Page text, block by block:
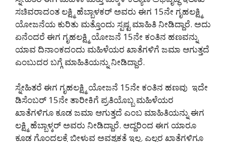
ಸಚಿವರಾದಂತ ಲಕ್ಷ್ಮಿ ಹೆಬ್ಬಾಳಕರ್ ಅವರು ಈಗ 15ನೇ ಗೃಹಲಕ್ಷ್ಮಿ
ಯೋಜನೆಯ ಕುರಿತು ಮತ್ತೊಂದು ಸ್ಪಷ್ಟ ಮಾಹಿತಿ ನೀಡಿದ್ದಾರೆ. ಅದು
ಏನೆಂದರೆ ಈಗ ಗೃಹಲಕ್ಷ್ಮಿ ಯೋಜನೆ 15ನೇ ಕಂತಿನ ಹಣವನ್ನು
ಯಾವ ದಿನಾಂಕದಂದು ಮಹಿಳೆಯರ ಖಾತೆಗಳಿಗೆ ಜಮಾ ಆಗುತ್ತದೆ
ಎಂಬುದರ ಬಗ್ಗೆ ಮಾಹಿತಿಯನ್ನು ನೀಡಿದ್ದಾರೆ.
ಸ್ನೇಹಿತರೆ ಈಗ ಗೃಹಲಕ್ಷ್ಮಿ ಯೋಜನೆ 15ನೇ ಕಂತಿನ ಹಣವು ಇದೇ
ಡಿಸೆಂಬರ್ 15ನೇ ತಾರೀಕಿಗೆ ಪ್ರತಿಯೊಬ್ಬ ಮಹಿಳೆಯರ
ಖಾತೆಗಳಿಗೂ ಕೂಡ ಜಮಾ ಆಗುತ್ತದೆ ಎಂಬ ಮಾಹಿತಿಯನ್ನು ಈಗ
ಲಕ್ಷ್ಮಿ ಹೆಬ್ಬಾಳ್ಕರ್ ಅವರು ನೀಡಿದ್ದಾರೆ. ಆದ್ದರಿಂದ ಈಗ ಯಾರೂ
ಕೂಡ ಗೊಂದಲಕ್ಕೆ ಬೀಳುವ ಅವಶ್ಯಕತೆ ಇಲ್ಲ. ಎಲ್ಲರ ಖಾತೆಗಳಿಗೂ